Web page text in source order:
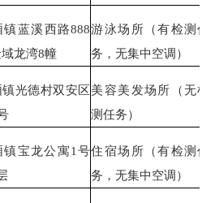
镇蓝溪西路888
龙湾8幢
游泳场所（有检测任
务，无集中空调）
光德村双安区美容美发场所（无检
测任务）
镇宝龙公寓1号住宿场所（有检测任
务，无集中空调）